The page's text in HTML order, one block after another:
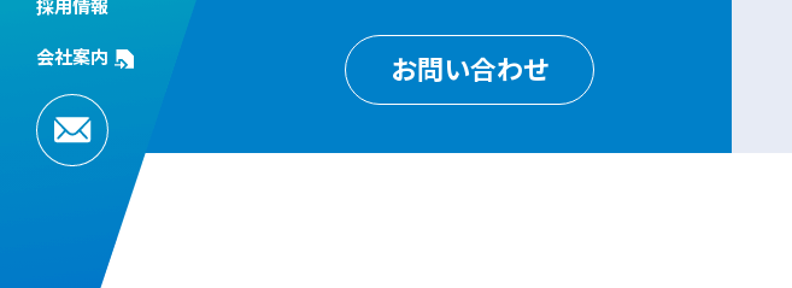
採用情報
会社案内
お問い合わせ